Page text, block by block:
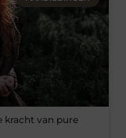
kracht van pure